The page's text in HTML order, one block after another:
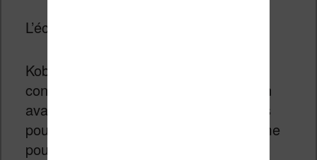
L’écran reste identique, le prix aussi.
Kobo met aussi l’accent sur l’éco-
conception de sa liseuse en mettant en
avant l’utilisation de plastiques recyclés
pour la fabrication de sa liseuse (comme
pour la Kobo Clara 2E).